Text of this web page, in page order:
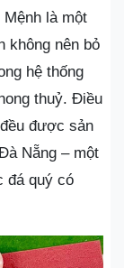
là một
không nên bỏ
hệ thống
thuỷ. Điều
được sản
Nẵng – một
đá quý có